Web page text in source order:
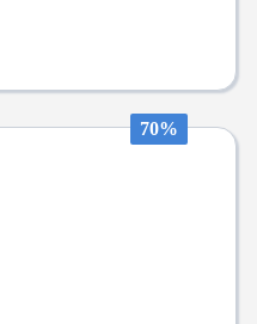
70%